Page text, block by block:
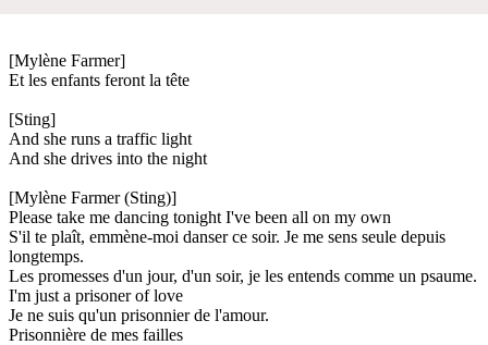
[Mylène Farmer]
Et les enfants feront la tête
[Sting]
And she runs a traffic light
And she drives into the night
[Mylène Farmer (Sting)]
Please take me dancing tonight I've been all on my own
S'il te plaît, emmène-moi danser ce soir. Je me sens seule depuis
longtemps.
Les promesses d'un jour, d'un soir, je les entends comme un psaume.
I'm just a prisoner of love
Je ne suis qu'un prisonnier de l'amour.
Prisonnière de mes failles